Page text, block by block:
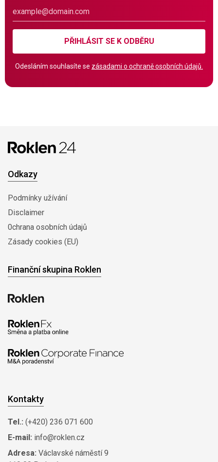
PŘIHLÁSIT SE K ODBĚRU
Odesláním souhlasíte se zásadami o ochraně osobních údajů.
Odkazy
Podmínky užívání
Disclaimer
0chrana osobních údajů
Zásady cookies (EU)
Finanční skupina Roklen
Kontakty
Tel.: (+420) 236 071 600
E-mail: info@roklen.cz
Adresa: Václavské náměstí 9